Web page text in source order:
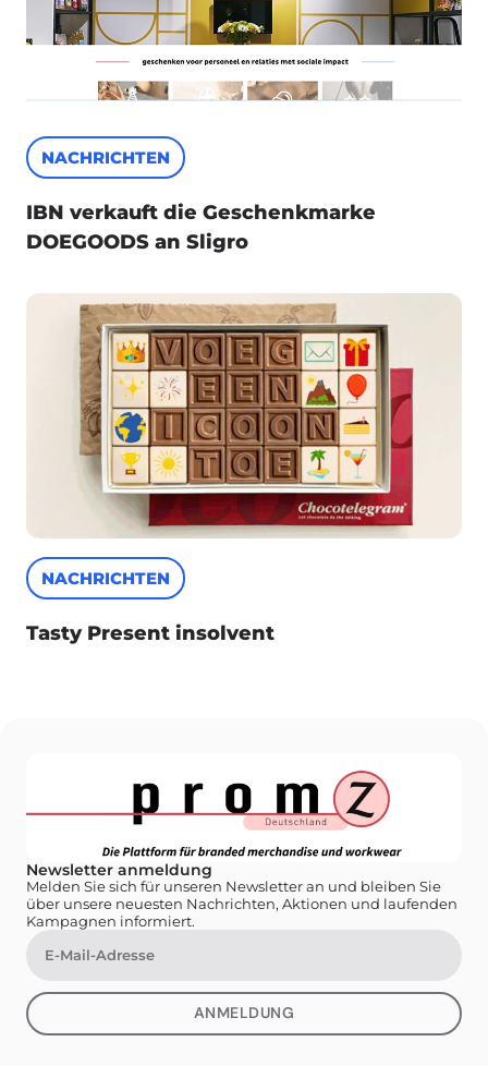
NACHRICHTEN
IBN verkauft die Geschenkmarke
DOEGOODS an Sligro
NACHRICHTEN
Tasty Present insolvent
Newsletter anmeldung
Melden Sie sich für unseren Newsletter an und bleiben Sie
über unsere neuesten Nachrichten, Aktionen und laufenden
Kampagnen informiert.
ANMELDUNG